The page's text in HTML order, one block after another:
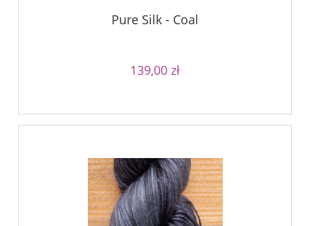
Pure Silk - Coal
139,00 zł